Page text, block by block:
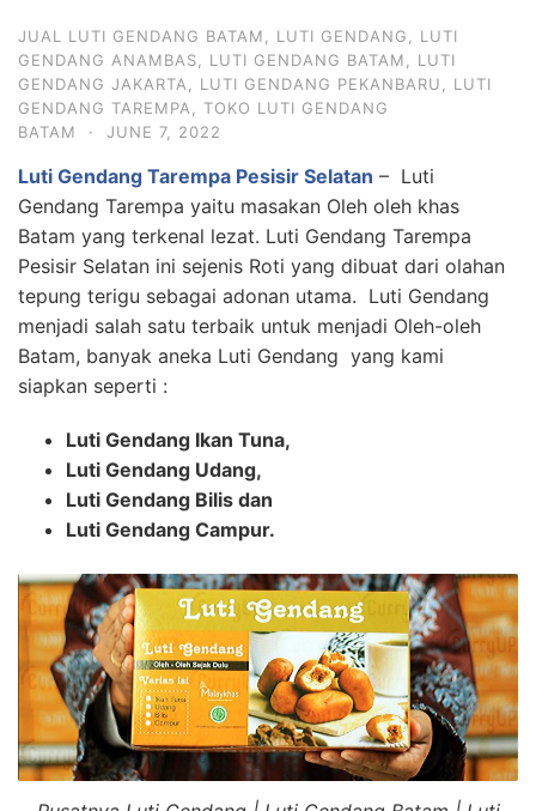
JUAL LUTI GENDANG BATAM LUTI GENDANG
LUTI
GENDANG ANAMBAS
LUTI GENDANG BATAM
LUTI
GENDANG JAKARTA
LUTI GENDANG PEKANBARU
LUTI
GENDANG TAREMPA
TOKO LUTI GENDANG
BATAM
· JUNE 7, 2022
Luti Gendang Tarempa Pesisir Selatan – Luti
Gendang Tarempa yaitu masakan Oleh oleh khas
Batam yang terkenal lezat. Luti Gendang Tarempa
Pesisir Selatan ini sejenis Roti yang dibuat dari olahan
tepung terigu sebagai adonan utama. Luti Gendang
menjadi salah satu terbaik untuk menjadi Oleh-oleh
Batam, banyak aneka Luti Gendang yang kami
siapkan seperti :
Luti Gendang Ikan Tuna,
Luti Gendang Udang,
Luti Gendang Bilis dan
Luti Gendang Campur.